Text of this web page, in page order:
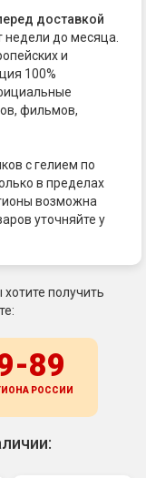
доставкой
недели до месяца.
и
100%
фильмов,
с гелием по
в пределах
возможна
уточняйте у
получить
89
РОССИИ